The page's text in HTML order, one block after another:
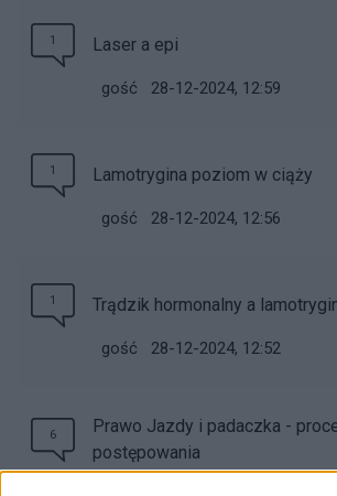
1 Laser a epi
gość 28-12-2024, 12:59
1 Lamotrygina poziom w ciąży
gość 28-12-2024, 12:56
1 Trądzik hormonalny a
gość 28-12-2024, 12:52
6
Prawo Jazdy i padaczka -
postępowania